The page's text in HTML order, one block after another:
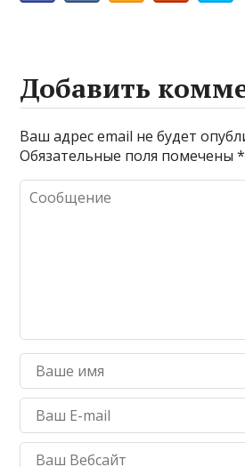
Добавить
Ваш адрес email не будет
Обязательные поля помечены*